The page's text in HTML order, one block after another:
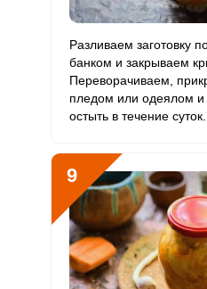
Разливаем заготовку
банком и закрываем
Переворачиваем,
пледом или одеялом
остыть в течение суток.
9